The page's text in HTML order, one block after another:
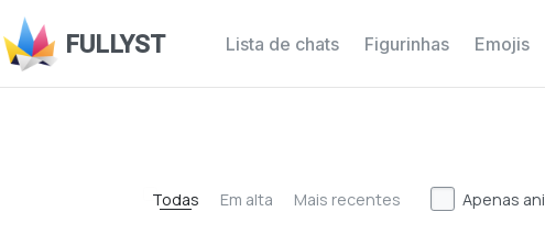
FULLYST Lista de chats Figurinhas Emojis
Todas Em alta Mais recentes Apenas